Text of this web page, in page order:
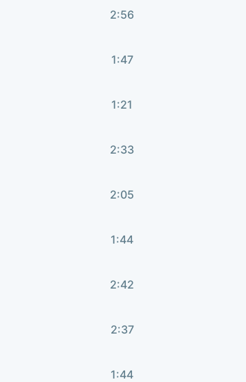
2:56
1:47
1:21
2:33
2:05
1:44
2:42
2:37
1:44